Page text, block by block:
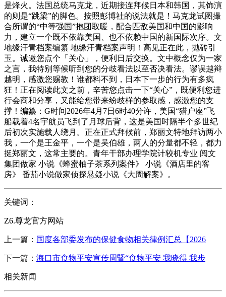
是烽火。法国总统马克龙，近期接连拜候日本和韩国，其饰演
的则是“跳梁”的脚色。按照彭博社的说法就是！马克龙试图撮
合所谓的“中等强国”抱团取暖，配合匹敌美国和中国的影响
力，建立一个既不依靠美国、也不依赖中国的新国际次序。文
地缘汗青档案编纂 地缘汗青档案声明！高见正在此，抛砖引
玉。诚邀您点个「关心」，便利日后交换。文中概念仅为一家
之言，我特别等候听到您的分歧看法以至否决看法。谬误越辩
越明，感激您赐教！谁都料不到，日本下一步的行为有多疯
狂！正在阅读此文之前，辛苦您点击一下“关心”，既便利您进
行会商和分享，又能给您带来纷歧样的参取感，感激您的支
撑！编纂：G时间2026年4月7日6时40分许，美国“猎户座”飞
船载着4名宇航员飞到了月球后背，这是美国时隔半个多世纪
后初次实施载人绕月。正在正式拜候前，郑丽文特地拜访两小
我，一个是王金平，一个是吴伯雄，两人的分量都不轻，都力
挺郑丽文，这常主要的。青年干部办理学院计较机专业 阅文
集团做家 小说《蜂蜜柚子茶系列案件》 小说《酒店里的客
房》 番茄小说做家侦探悬疑小说《大周解案》。
关键词：
Z6.尊龙官方网站
上一篇： 国度各部委发布的保健食物相关律例汇总【2026
下一篇： 海口市食物平安宣传周暨“食物平安 我晓得 我步
相关新闻